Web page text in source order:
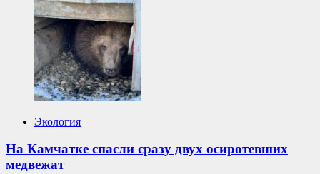
Экология
На Камчатке спасли сразу двух осиротевших
медвежат